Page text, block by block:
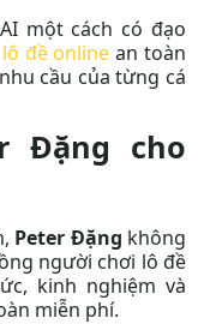
một cách có đạo
lô đề online an toàn
cầu của từng cá
Đặng cho
Peter Đặng không
người chơi lô đề
kinh nghiệm và
miễn phí.